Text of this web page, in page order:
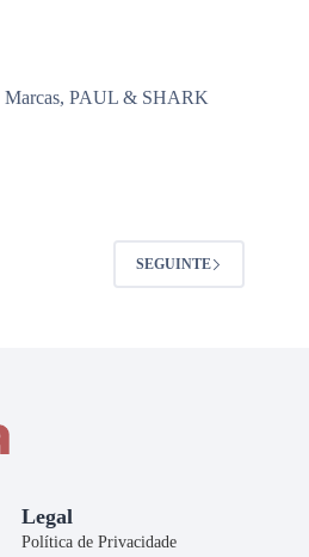
Marcas, PAUL & SHARK
SEGUINTE
Legal
Política de Privacidade